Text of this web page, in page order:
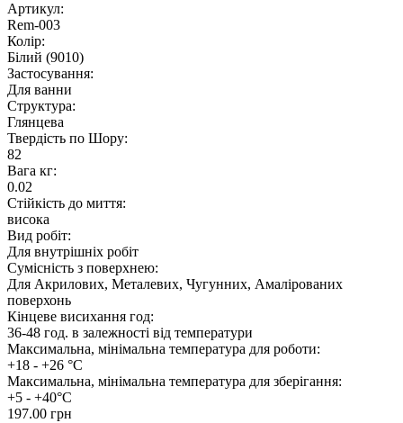
Артикул:
Rem-003
Колір:
Білий (9010)
Застосування:
Для ванни
Структура:
Глянцева
Твердість по Шору:
82
Вага кг:
0.02
Стійкість до миття:
висока
Вид робіт:
Для внутрішніх робіт
Сумісність з поверхнею:
Для Акрилових, Металевих, Чугунних, Амалірованих
поверхонь
Кінцеве висихання год:
36-48 год. в залежності від температури
Максимальна, мінімальна температура для роботи:
+18 - +26 °C
Максимальна, мінімальна температура для зберігання:
+5 - +40°C
197.00 грн